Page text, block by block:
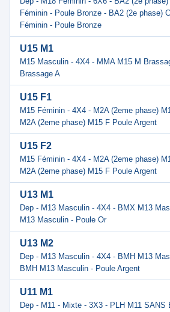
Féminin - Poule Bronze - BA2 (2e phase)
Féminin - Poule Bronze
U15 M1
M15 Masculin - 4X4 - MMA M15 M
Brassage A
U15 F1
M15 Féminin - 4X4 - M2A (2eme phase)
M2A (2eme phase) M15 F Poule Argent
U15 F2
M15 Féminin - 4X4 - M2A (2eme phase)
M2A (2eme phase) M15 F Poule Argent
U13 M1
Dep - M13 Masculin - 4X4 - BMX M13
M13 Masculin - Poule Or
U13 M2
Dep - M13 Masculin - 4X4 - BMH M13
BMH M13 Masculin - Poule Argent
U11 M1
Dep - M11 - Mixte - 3X3 - PLH M11 SANS